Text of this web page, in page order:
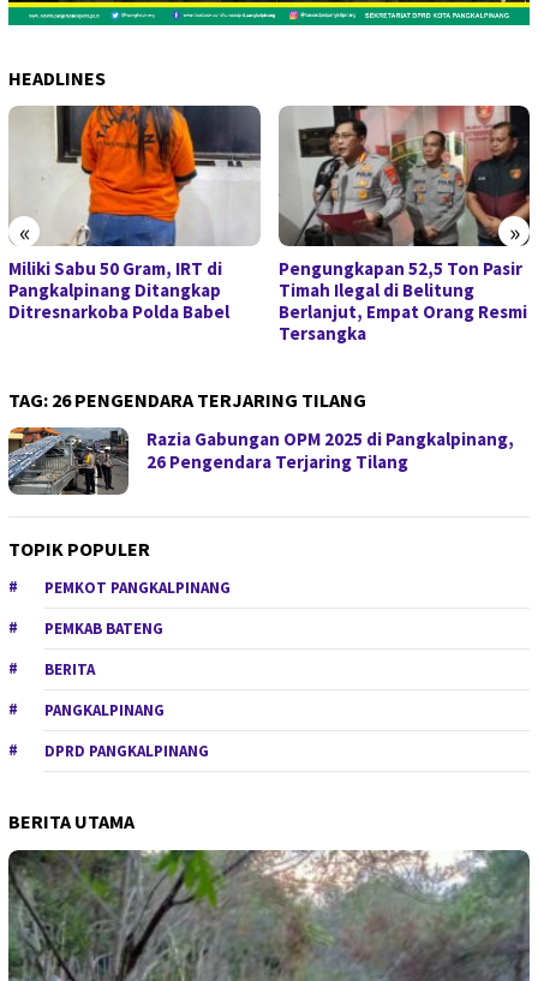
HEADLINES
« »
Miliki Sabu 50 Gram, IRT di
Pangkalpinang Ditangkap
Ditresnarkoba Polda Babel
Pengungkapan 52,5 Ton Pasir
Timah Ilegal di Belitung
Berlanjut, Empat Orang Resmi
Tersangka
TAG: 26 PENGENDARA TERJARING TILANG
Razia Gabungan OPM 2025 di Pangkalpinang,
26 Pengendara Terjaring Tilang
TOPIK POPULER
PEMKOT PANGKALPINANG
PEMKAB BATENG
BERITA
PANGKALPINANG
DPRD PANGKALPINANG
BERITA UTAMA